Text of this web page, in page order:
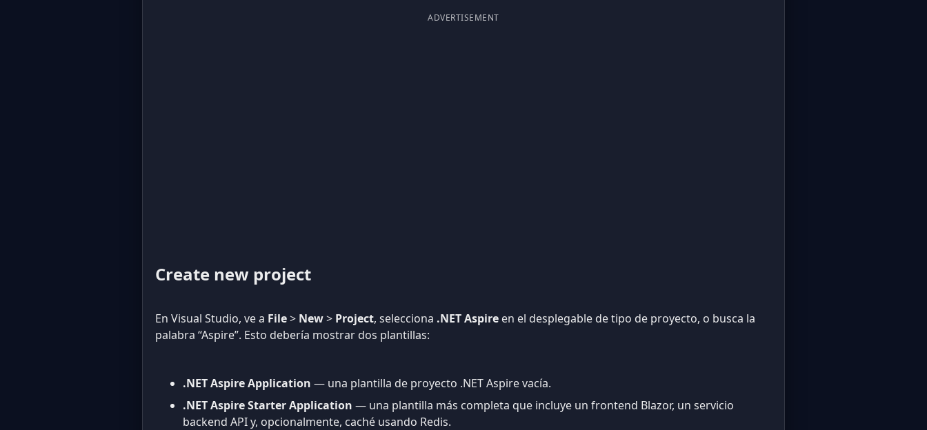
ADVERTISEMENT
Create new project
En Visual Studio, ve a File> New> Project, selecciona .NET Aspire en el desplegable de tipo de proyecto, o busca la
palabra “Aspire”. Esto debería mostrar dos plantillas:
.NET Aspire Application — una plantilla de proyecto .NET Aspire vacía.
.NET Aspire Starter Application — una plantilla más completa que incluye un frontend Blazor, un servicio
backend API y, opcionalmente, caché usando Redis.